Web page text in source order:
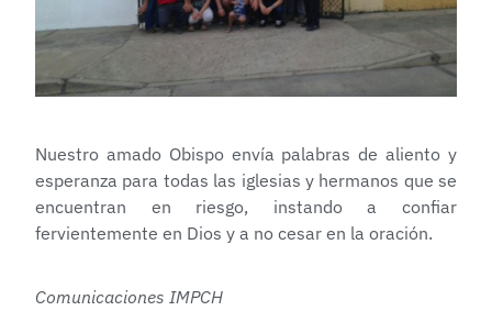
Nuestro amado Obispo envía palabras de aliento y
esperanza para todas las iglesias y hermanos que se
encuentran en riesgo, instando a confiar
fervientemente en Dios y a no cesar en la oración.
Comunicaciones IMPCH